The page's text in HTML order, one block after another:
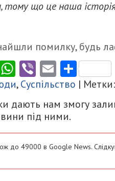
тому що це наша
помилку, будь
WhatsApp
ViberEmail
,Суспільство |
дають нам змогу
під ними.
до 49000 в Google News.